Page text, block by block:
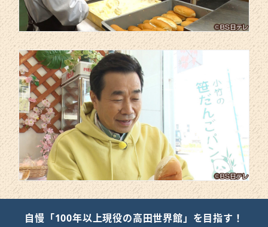
自慢「100年以上現役の高田世界館」を目指す！